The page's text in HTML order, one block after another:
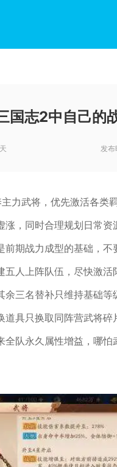
国志2中自己的
发布
力武将，优先激活各类
，同时合理规划日常
期战力成型的基础，不
人上阵队伍，尽快激
三名替补只维持基础
具只换取同阵营武将
队永久属性增益，哪